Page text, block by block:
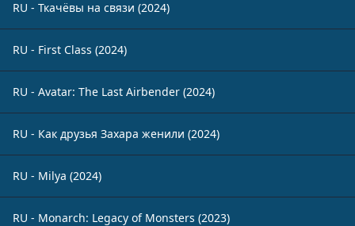
RU - Ткачёвы на связи (2024)
RU - First Class (2024)
RU - Avatar: The Last Airbender (2024)
RU - Как друзья Захара женили (2024)
RU - Milya (2024)
RU - Monarch: Legacy of Monsters (2023)